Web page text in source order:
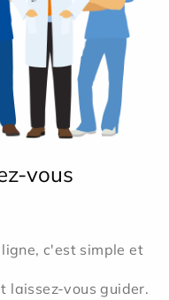
vous
c'est simple et
laissez-vous guider.